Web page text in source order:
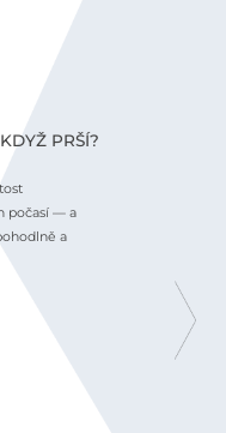
PRŠÍ?
počasí — a
a